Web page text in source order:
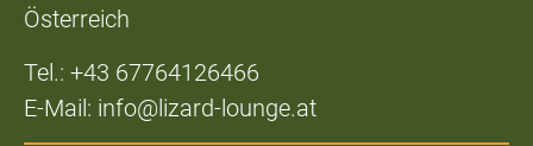
Österreich
Tel.: +43 67764126466
E-Mail: info@lizard-lounge.at